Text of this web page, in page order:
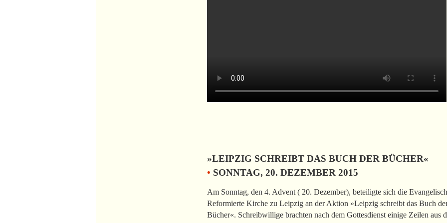
»LEIPZIG SCHREIBT DAS BUCH DER BÜCHER«
• SONNTAG, 20. DEZEMBER 2015
Am Sonntag, den 4. Advent ( 20. Dezember), beteiligte sich die Evangelisch
Reformierte Kirche zu Leipzig an der Aktion »Leipzig schreibt das Buch
Bücher«. Schreibwillige brachten nach dem Gottesdienst einige Zeilen aus